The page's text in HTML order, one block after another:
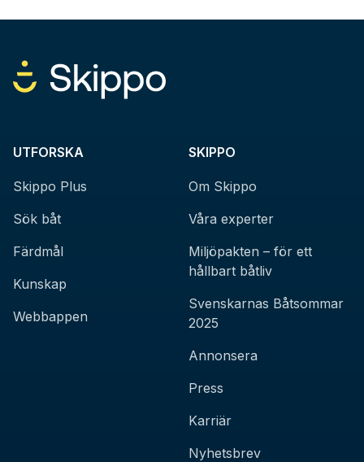
UTFORSKA
Skippo Plus
Sök båt
Färdmål
Kunskap
Webbappen
SKIPPO
Om Skippo
Våra experter
Miljöpakten – för ett
hållbart båtliv
Svenskarnas Båtsommar
2025
Annonsera
Press
Karriär
Nyhetsbrev